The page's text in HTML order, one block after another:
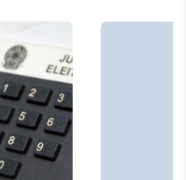
Ticker
headlines de
notícias
Broadcast
Widgets
Componentes
para conteúdos e